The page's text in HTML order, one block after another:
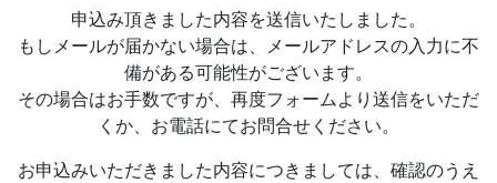
採用情報
お問合せ
申込み頂きました内容を送信いたしました。
もしメールが届かない場合は、メールアドレスの入力に不
備がある可能性がございます。
その場合はお手数ですが、再度フォームより送信をいただ
くか、お電話にてお問合せください。
お申込みいただきました内容につきましては、確認のうえ